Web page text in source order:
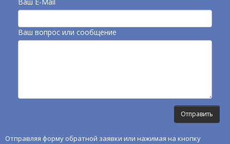
Ваш вопрос или сообщение
Отправляя форму обратной заявки или нажимая на кнопку